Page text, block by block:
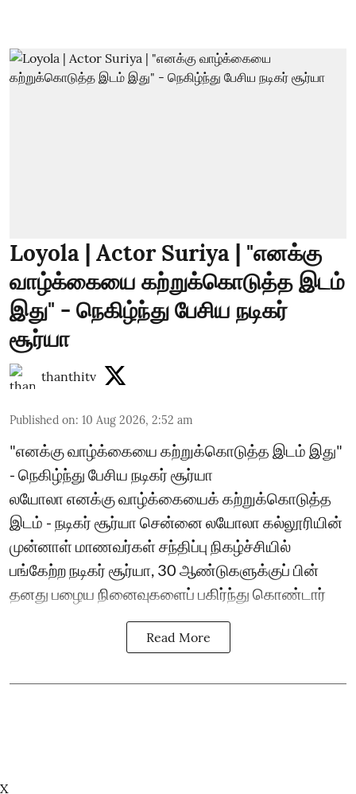
Loyola | Actor Suriya | "எனக்கு
வாழ்க்கையை கற்றுக்கொடுத்த இடம்
இது" - நெகிழ்ந்து பேசிய நடிகர்
சூர்யா
thanthitv
Published on: 10 Aug 2026, 2:52 am
"எனக்கு வாழ்க்கையை கற்றுக்கொடுத்த இடம் இது"
- நெகிழ்ந்து பேசிய நடிகர் சூர்யா
லயோலா எனக்கு வாழ்க்கையைக் கற்றுக்கொடுத்த
இடம் - நடிகர் சூர்யா சென்னை லயோலா கல்லூரியின்
முன்னாள் மாணவர்கள் சந்திப்பு நிகழ்ச்சியில்
பங்கேற்ற நடிகர் சூர்யா, 30 ஆண்டுகளுக்குப் பின்
தனது பழைய நினைவுகளைப் பகிர்ந்து கொண்டார்
Read More
X